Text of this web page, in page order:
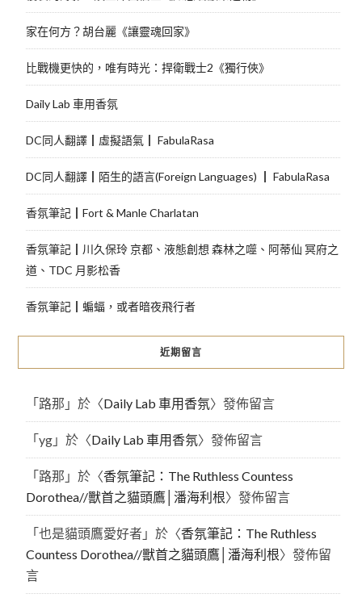
家在何方？胡台麗《讓靈魂回家》
比戰機更快的，唯有時光：捍衛戰士2《獨行俠》
Daily Lab 車用香氛
DC同人翻譯┃虛擬語氣┃ FabulaRasa
DC同人翻譯┃陌生的語言(Foreign Languages) ┃ FabulaRasa
香氛筆記┃Fort & Manle Charlatan
香氛筆記┃川久保玲 京都、液態創想 森林之噬、阿蒂仙 冥府之
道、TDC 月影松香
香氛筆記┃蝙蝠，或者暗夜飛行者
近期留言
「路那 」於〈Daily Lab 車用香氛〉發佈留言
「yg」於〈Daily Lab 車用香氛〉發佈留言
「路那 」於〈香氛筆記：The Ruthless Countess
Dorothea//獸首之貓頭鷹│潘海利根〉發佈留言
「也是貓頭鷹愛好者」於〈香氛筆記：The Ruthless
Countess Dorothea//獸首之貓頭鷹│潘海利根〉發佈留
言